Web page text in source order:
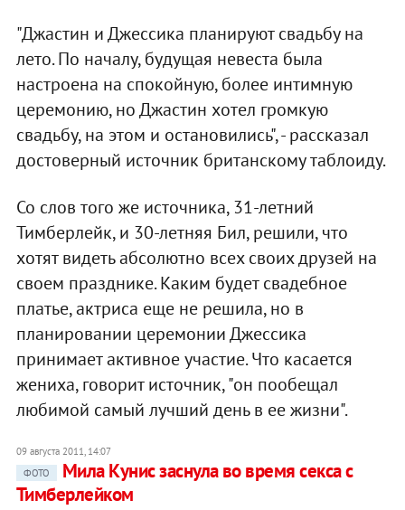
"Джастин и Джессика планируют свадьбу на
лето. По началу, будущая невеста была
настроена на спокойную, более интимную
церемонию, но Джастин хотел громкую
свадьбу, на этом и остановились", - рассказал
достоверный источник британскому таблоиду.
Со слов того же источника, 31-летний
Тимберлейк, и 30-летняя Бил, решили, что
хотят видеть абсолютно всех своих друзей на
своем празднике. Каким будет свадебное
платье, актриса еще не решила, но в
планировании церемонии Джессика
принимает активное участие. Что касается
жениха, говорит источник, "он пообещал
любимой самый лучший день в ее жизни".
09 августа 2011, 14:07
ФОТО
Мила Кунис заснула во время секса с
Тимберлейком